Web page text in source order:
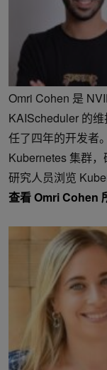
Omri Cohen 是
KAIScheduler 的
任了四年的开发者
Kubernetes 集群
研究人员浏览
查看 Omri Cohen